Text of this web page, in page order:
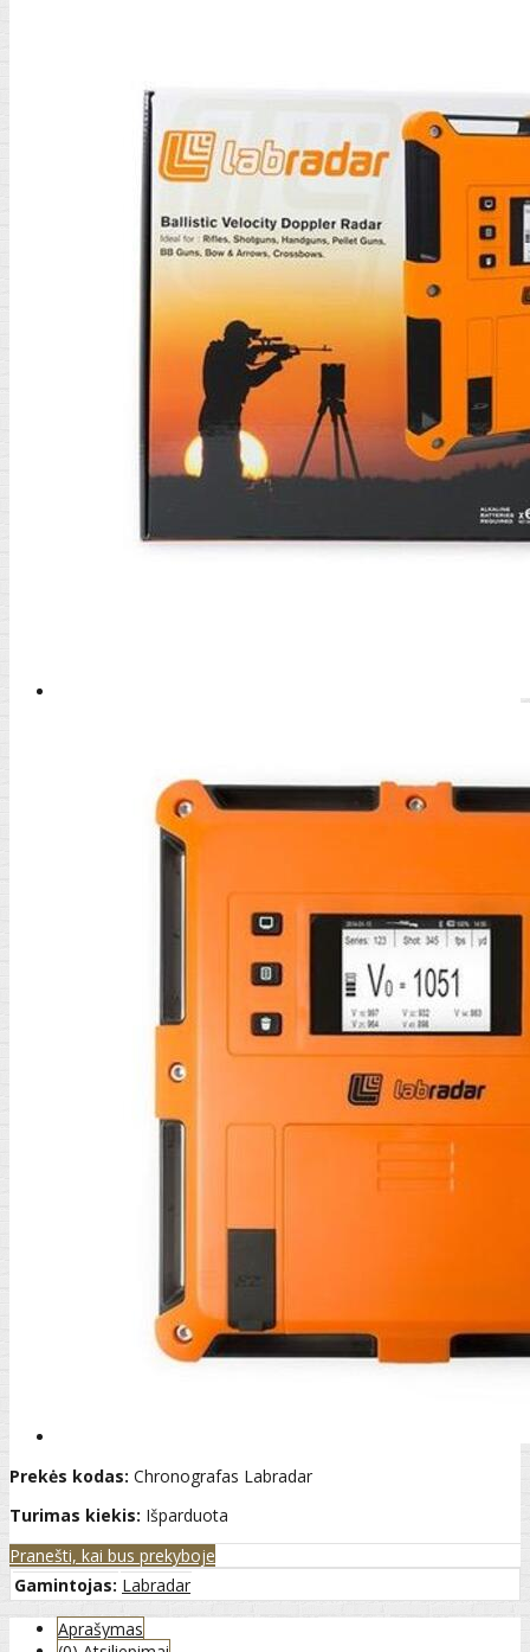
Prekės kodas: Chronografas Labradar
Turimas kiekis: Išparduota
Pranešti, kai bus prekyboje
Gamintojas: Labradar
Aprašymas